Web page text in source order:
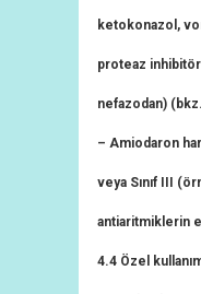
ketokonazol,
proteaz
nefazodan)
– Amiodaron
veya Sınıf III
antiaritmiklerin
4.4 Özel